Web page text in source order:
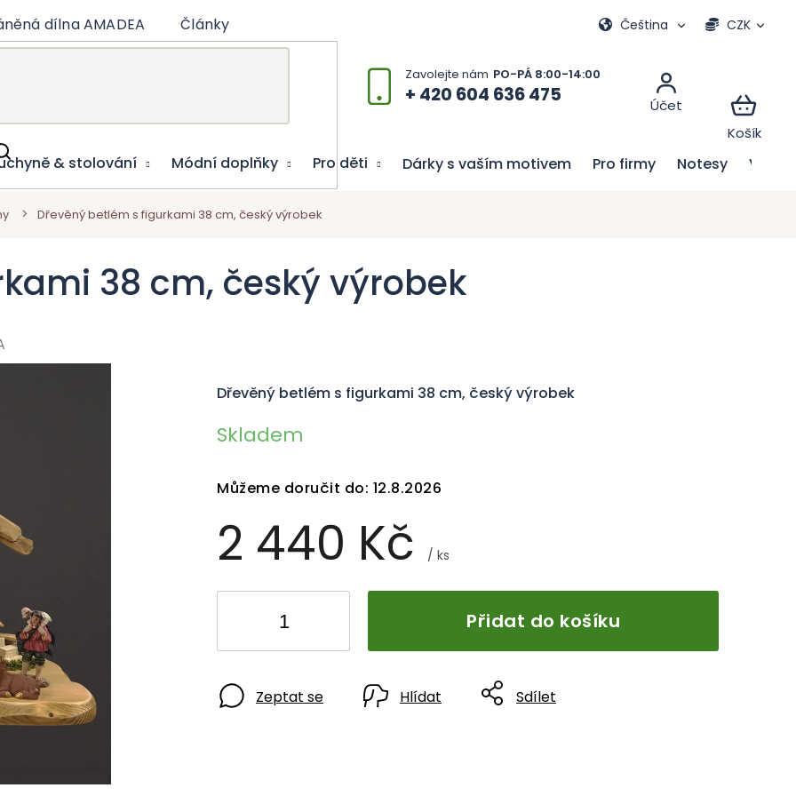
+ 420 604 636 475
dílna AMADEA Články CZK
Čeština
& stolování Módní doplňky Pro děti Dárky s vaším motivem Pro firmy Notesy
Dřevěný betlém s figurkami 38 cm, český výrobek
38 cm, český výrobek
2 440 Kč / ks
Skladem
Můžeme doručit do: 12.8.2026
Přidat do košíku
Dřevěný betlém s figurkami 38 cm, český výrobek
Zeptat se Hlídat Sdílet